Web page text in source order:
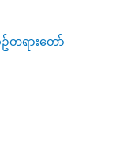
တရားတော်